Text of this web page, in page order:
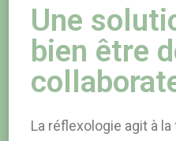
Une
bien être
La réflexologie agit à